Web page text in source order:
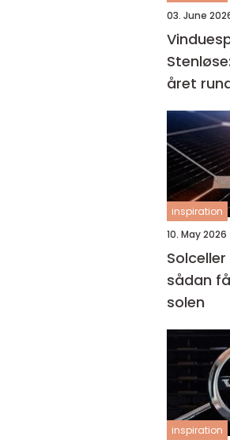
03. June
året
inspiration
10. May 2026
sådan
solen
inspiration